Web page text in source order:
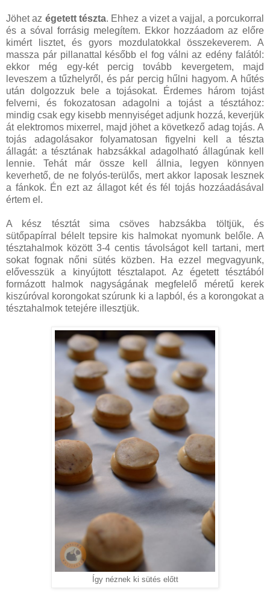
Jöhet az égetett tészta. Ehhez a vizet a vajjal, a porcukorral
és a sóval forrásig melegítem. Ekkor hozzáadom az előre
kimért lisztet, és gyors mozdulatokkal összekeverem. A
massza pár pillanattal később el fog válni az edény falától:
ekkor még egy-két percig tovább kevergetem, majd
leveszem a tűzhelyről, és pár percig hűlni hagyom. A hűtés
után dolgozzuk bele a tojásokat. Érdemes három tojást
felverni, és fokozatosan adagolni a tojást a tésztához:
mindig csak egy kisebb mennyiséget adjunk hozzá, keverjük
át elektromos mixerrel, majd jöhet a következő adag tojás. A
tojás adagolásakor folyamatosan figyelni kell a tészta
állagát: a tésztának habzsákkal adagolható állagúnak kell
lennie. Tehát már össze kell állnia, legyen könnyen
keverhető, de ne folyós-terülős, mert akkor laposak lesznek
a fánkok. Én ezt az állagot két és fél tojás hozzáadásával
értem el.
A kész tésztát sima csöves habzsákba töltjük, és
sütőpapírral bélelt tepsire kis halmokat nyomunk belőle. A
tésztahalmok között 3-4 centis távolságot kell tartani, mert
sokat fognak nőni sütés közben. Ha ezzel megvagyunk,
elővesszük a kinyújtott tésztalapot. Az égetett tésztából
formázott halmok nagyságának megfelelő méretű kerek
kiszúróval korongokat szúrunk ki a lapból, és a korongokat a
tésztahalmok tetejére illesztjük.
Így néznek ki sütés előtt